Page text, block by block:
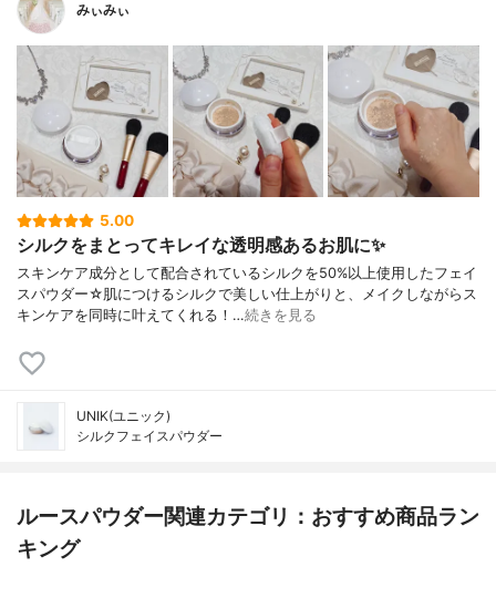
みぃみぃ
5.00
シルクをまとってキレイな透明感あるお肌に✨
スキンケア成分として配合されているシルクを50%以上使用したフェイ
スパウダー☆肌につけるシルクで美しい仕上がりと、メイクしながらス
キンケアを同時に叶えてくれる！…続きを見る
UNIK(ユニック)
シルクフェイスパウダー
ルースパウダー関連カテゴリ：おすすめ商品ラン
キング